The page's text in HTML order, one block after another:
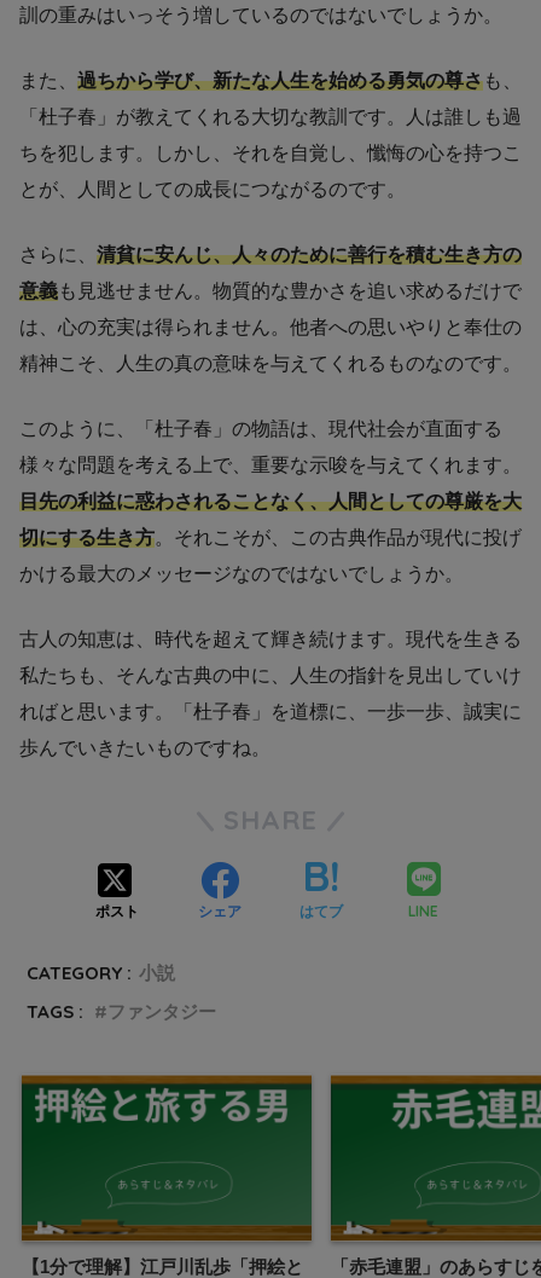
訓の重みはいっそう増しているのではないでしょうか。
また、 過ちから学び、新たな人生を始める勇気の尊さも、
「杜子春」が教えてくれる大切な教訓です。人は誰しも過
ちを犯します。しかし、それを自覚し、懺悔の心を持つこ
とが、人間としての成長につながるのです。
さらに、 清貧に安んじ、人々のために善行を積む生き方の
意義も見逃せません。物質的な豊かさを追い求めるだけで
は、心の充実は得られません。他者への思いやりと奉仕の
精神こそ、人生の真の意味を与えてくれるものなのです。
このように、「杜子春」の物語は、現代社会が直面する
様々な問題を考える上で、重要な示唆を与えてくれます。
目先の利益に惑わされることなく、人間としての尊厳を大
切にする生き方。それこそが、この古典作品が現代に投げ
かける最大のメッセージなのではないでしょうか。
古人の知恵は、時代を超えて輝き続けます。現代を生きる
私たちも、そんな古典の中に、人生の指針を見出していけ
ればと思います。「杜子春」を道標に、一歩一歩、誠実に
歩んでいきたいものですね。
SHARE
ポスト シェア はてブ LINE
CATEGORY : 小説
TAGS :
ファンタジー
【1分で理解】江戸川乱歩「押絵と
「赤毛連盟」のあらすじ